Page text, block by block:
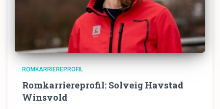
ROMKARRIEREPROFIL
Romkarriereprofil: Solveig Havstad
Winsvold